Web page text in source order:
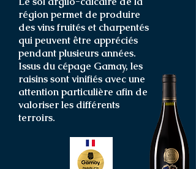
région permet de produire
des vins fruités et charpentés
qui peuvent être appréciés
pendant plusieurs années.
Issus du cépage Gamay, les
raisins sont vinifiés avec une
attention particulière afin de
valoriser les différents
terroirs.